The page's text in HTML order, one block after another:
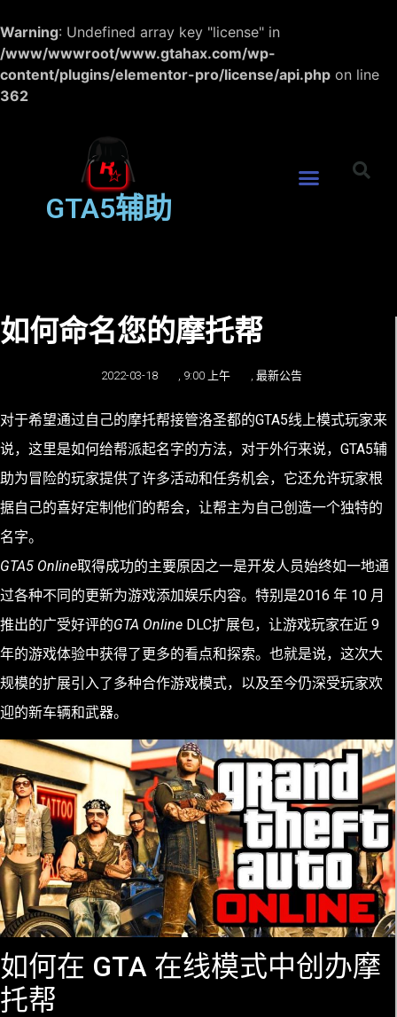
Warning: Undefined array key "license" in
/www/wwwroot/www.gtahax.com/wp-
content/plugins/elementor-pro/license/api.php on line
362
GTA5辅助
如何命名您的摩托帮
2022-03-18 9:00 上午 最新公告
对于希望通过自己的摩托帮接管洛圣都的GTA5线上模式玩家来
说，这里是如何给帮派起名字的方法， 对于外行来说，GTA5辅
助为冒险的玩家提供了许多活动和任务机会，它还允许玩家根
据自己的喜好定制他们的帮会，让帮主为自己创造一个独特的
名字。
GTA5 Online取得成功的主要原因之一是开发人员始终如一地通
过各种不同的更新为游戏添加娱乐内容。特别是2016 年 10 月
推出的广受好评的GTA Online DLC扩展包，让游戏玩家在近 9
年的游戏体验中获得了更多的看点和探索。也就是说，这次大
规模的扩展引入了多种合作游戏模式，以及至今仍深受玩家欢
迎的新车辆和武器。
如何在 GTA 在线模式中创办摩
托帮